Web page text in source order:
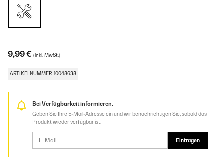
9,99 € (inkl. MwSt.)
ARTIKELNUMMER: 10048638
Bei Verfügbarkeit informieren.
Geben Sie Ihre E-Mail-Adresse ein und wir benachrichtigen Sie, sobald das
Produkt wieder verfügbar ist.
Eintragen